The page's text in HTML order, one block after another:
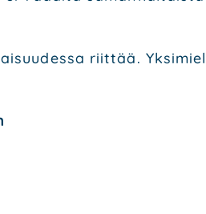
riit­tää.